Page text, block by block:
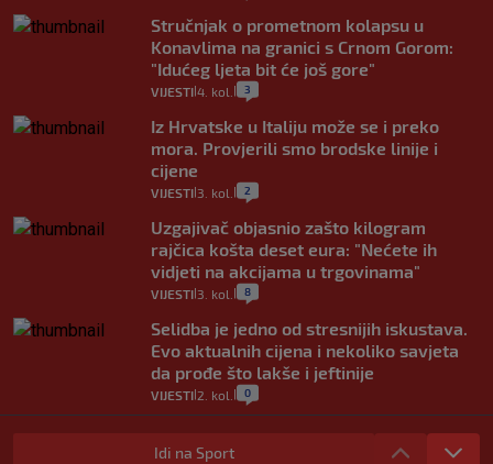
Stručnjak o prometnom kolapsu u
Konavlima na granici s Crnom Gorom:
"Idućeg ljeta bit će još gore"
VIJESTI 4. kol. 3
Iz Hrvatske u Italiju može se i preko
mora. Provjerili smo brodske linije i
cijene
VIJESTI 3. kol. 2
Uzgajivač objasnio zašto kilogram
rajčica košta deset eura: "Nećete ih
vidjeti na akcijama u trgovinama"
VIJESTI 3. kol. 8
Selidba je jedno od stresnijih iskustava.
Evo aktualnih cijena i nekoliko savjeta
da prođe što lakše i jeftinije
VIJESTI 2. kol. 0
Izračunali smo koliko košta putovanje
automobilom na Hvar iz Zagreba, a
Idi na Sport